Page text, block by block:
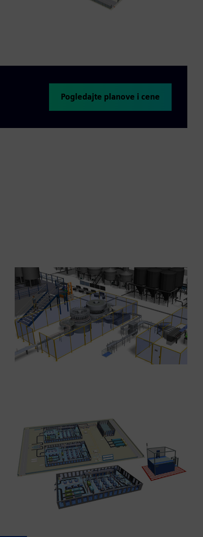
Pogledajte planove i cene